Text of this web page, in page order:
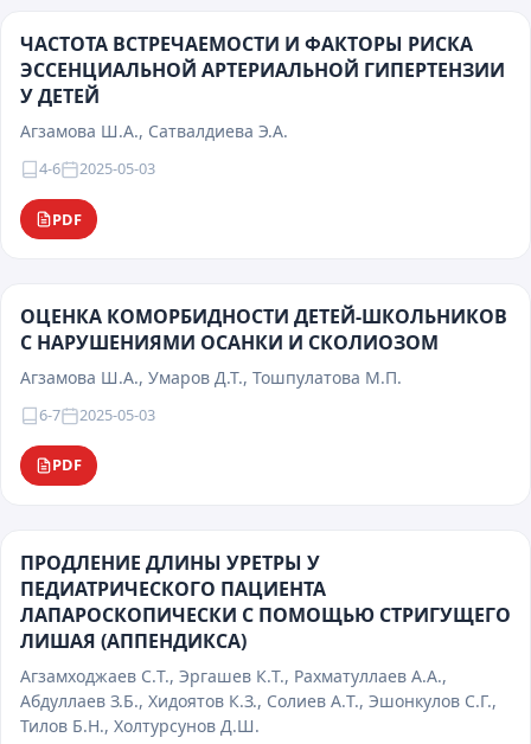
ЧАСТОТА ВСТРЕЧАЕМОСТИ И ФАКТОРЫ РИСКА
ЭССЕНЦИАЛЬНОЙ АРТЕРИАЛЬНОЙ ГИПЕРТЕНЗИИ
У ДЕТЕЙ
Агзамова Ш.А., Сатвалдиева Э.А.
4-6 2025-05-03
PDF
ОЦЕНКА КОМОРБИДНОСТИ ДЕТЕЙ-ШКОЛЬНИКОВ
С НАРУШЕНИЯМИ ОСАНКИ И СКОЛИОЗОМ
Агзамова Ш.А., Умаров Д.Т., Тошпулатова М.П.
6-7 2025-05-03
PDF
ПРОДЛЕНИЕ ДЛИНЫ УРЕТРЫ У
ПЕДИАТРИЧЕСКОГО ПАЦИЕНТА
ЛАПАРОСКОПИЧЕСКИ С ПОМОЩЬЮ СТРИГУЩЕГО
ЛИШАЯ (АППЕНДИКСА)
Агзамходжаев С.T., Эргашев К.T., Рахматуллаев А.A.,
Абдуллаев З.Б., Хидоятов К.З., Солиев А.T., Эшонкулов С.Г.,
Тилов Б.Н., Холтурсунов Д.Ш.